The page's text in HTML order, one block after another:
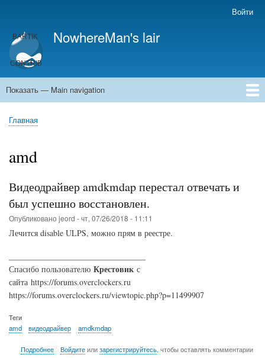
основному
содержанию
account
menu
Войти
NowhereMan's lair
Main
Показать — Main navigation
Главная
Кулинария
Строка
Главная
amd
Видеодрайвер amdkmdap перестал отвечать и
был успешно восстановлен.
Опубликовано jeord -чт, 07/26/2018 - 11:11
Лечится disable ULPS, можно прям в реестре.
Спасибо пользователю Крестовик с
сайта https://forums.overclockers.ru
https://forums.overclockers.ru/viewtopic.php?p=11499907
Теги
amd
видеодрайвер amdkmdap
Подробнеео
Войдитеили зарегистрируйтесь, чтобы оставлять комментарии